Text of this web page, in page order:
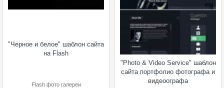
"Черное и белое" шаблон сайта
на Flash
Flash фото галереи
"Photo & Video Service" шаблон
сайта портфолио фотографа и
видеоографа